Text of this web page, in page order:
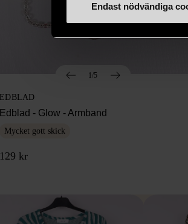
Endast nödvändiga
1/5
EDBLAD
Edblad - Glow - Armband
Mycket gott skick
129 kr